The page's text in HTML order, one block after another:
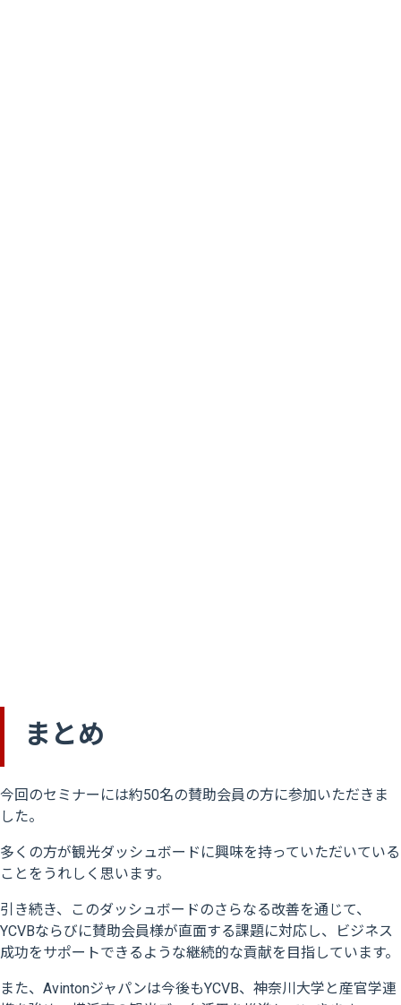
まとめ
今回のセミナーには約50名の賛助会員の方に参加いただきま
した。
多くの方が観光ダッシュボードに興味を持っていただいている
ことをうれしく思います。
引き続き、このダッシュボードのさらなる改善を通じて、
YCVBならびに賛助会員様が直面する課題に対応し、ビジネス
成功をサポートできるような継続的な貢献を目指しています。
また、Avintonジャパンは今後もYCVB、神奈川大学と産官学連